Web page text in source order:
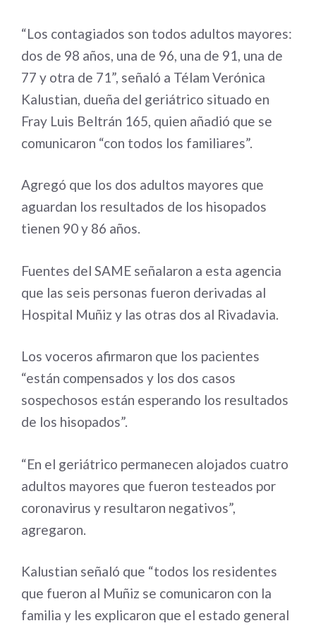
“Los contagiados son todos adultos mayores:
dos de 98 años, una de 96, una de 91, una de
77 y otra de 71”, señaló a Télam Verónica
Kalustian, dueña del geriátrico situado en
Fray Luis Beltrán 165, quien añadió que se
comunicaron “con todos los familiares”.
Agregó que los dos adultos mayores que
aguardan los resultados de los hisopados
tienen 90 y 86 años.
Fuentes del SAME señalaron a esta agencia
que las seis personas fueron derivadas al
Hospital Muñiz y las otras dos al Rivadavia.
Los voceros afirmaron que los pacientes
“están compensados y los dos casos
sospechosos están esperando los resultados
de los hisopados”.
“En el geriátrico permanecen alojados cuatro
adultos mayores que fueron testeados por
coronavirus y resultaron negativos”,
agregaron.
Kalustian señaló que “todos los residentes
que fueron al Muñiz se comunicaron con la
familia y les explicaron que el estado general